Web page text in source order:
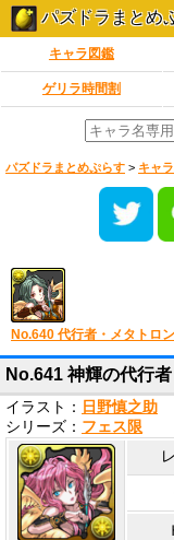
パズドラまとめ
キャラ図鑑
ゲリラ時間割
パズドラまとめぷらす > キャ
No.640 代行者・メタトロン
No.641 神輝の代行
イラスト： 日野慎之助
シリーズ： フェス限